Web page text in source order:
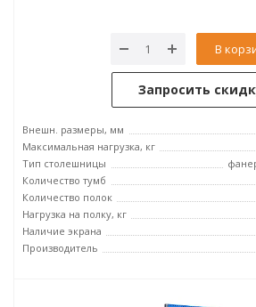
В
Запросить
Внешн. размеры, мм
Максимальная нагрузка, кг
Тип столешницы
Количество тумб
Количество полок
Нагрузка на полку, кг
Наличие экрана
Производитель